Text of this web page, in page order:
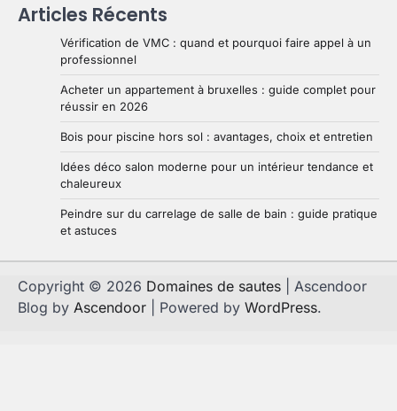
Articles Récents
Vérification de VMC : quand et pourquoi faire appel à un
professionnel
Acheter un appartement à bruxelles : guide complet pour
réussir en 2026
Bois pour piscine hors sol : avantages, choix et entretien
Idées déco salon moderne pour un intérieur tendance et
chaleureux
Peindre sur du carrelage de salle de bain : guide pratique
et astuces
Copyright © 2026 Domaines de sautes | Ascendoor
Blog by Ascendoor | Powered by WordPress.